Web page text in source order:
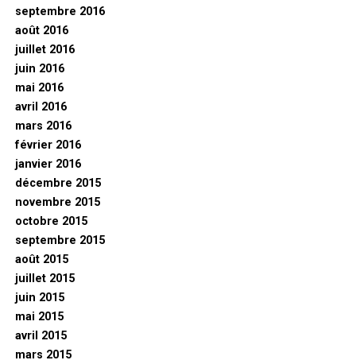
septembre 2016
août 2016
juillet 2016
juin 2016
mai 2016
avril 2016
mars 2016
février 2016
janvier 2016
décembre 2015
novembre 2015
octobre 2015
septembre 2015
août 2015
juillet 2015
juin 2015
mai 2015
avril 2015
mars 2015